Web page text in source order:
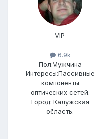
VIP
6.9k
Пол:Мужчина
Интересы:Пассивные
компоненты
оптических сетей.
Город: Калужская
область.